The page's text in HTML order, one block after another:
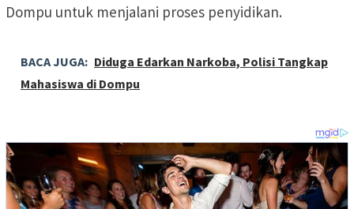
Dompu untuk menjalani proses penyidikan.
BACA JUGA: Diduga Edarkan Narkoba, Polisi Tangkap
Mahasiswa di Dompu